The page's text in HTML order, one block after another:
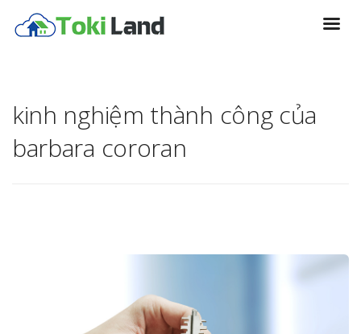
kinh nghiệm thành công của
barbara cororan